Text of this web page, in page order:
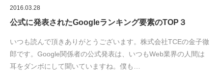
2016.03.28
公式に発表されたGoogleランキング要素のTOP３
いつも読んで頂きありがとうございます。株式会社TCEの金子徹
郎です。Google関係者の公式発表は、いつもWeb業界の人間は
耳をダンボにして聞いていますね。僕も…